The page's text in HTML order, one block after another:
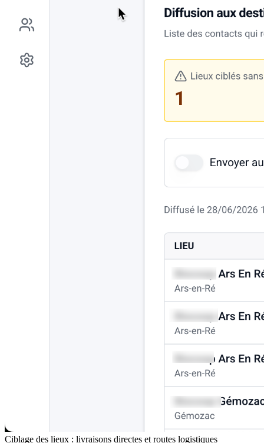
Ciblage des lieux : livraisons directes et routes logistiques